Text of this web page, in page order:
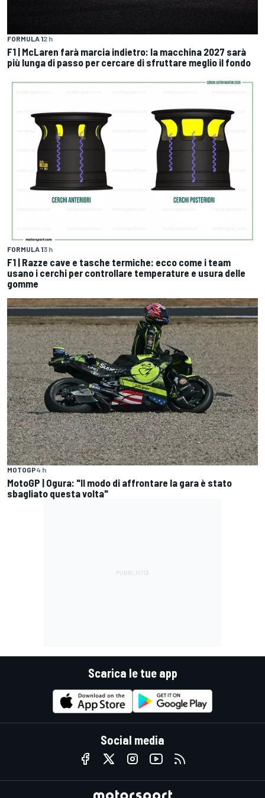
FORMULA 12 h
F1 | McLaren farà marcia indietro: la macchina 2027 sarà
più lunga di passo per cercare di sfruttare meglio il fondo
FORMULA 13 h
F1 | Razze cave e tasche termiche: ecco come i team
usano i cerchi per controllare temperature e usura delle
gomme
MOTOGP4 h
MotoGP | Ogura: "Il modo di affrontare la gara è stato
sbagliato questa volta"
Scarica le tue app
Social media